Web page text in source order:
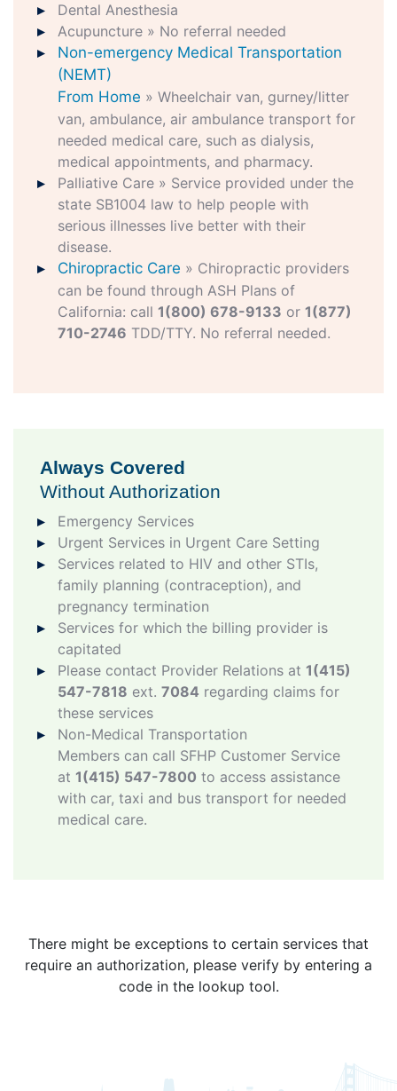
Dental Anesthesia
Acupuncture » No referral needed
Non-emergency Medical Transportation
(NEMT)
From Home » Wheelchair van, gurney/litter
van, ambulance, air ambulance transport for
needed medical care, such as dialysis,
medical appointments, and pharmacy.
Palliative Care » Service provided under the
state SB1004 law to help people with
serious illnesses live better with their
disease.
Chiropractic Care » Chiropractic providers
can be found through ASH Plans of
California: call 1(800) 678-9133 or 1(877)
710-2746 TDD/TTY. No referral needed.
Always Covered
Without Authorization
Emergency Services
Urgent Services in Urgent Care Setting
Services related to HIV and other STIs,
family planning (contraception), and
pregnancy termination
Services for which the billing provider is
capitated
Please contact Provider Relations at 1(415)
547-7818 ext. 7084 regarding claims for
these services
Non-Medical Transportation
Members can call SFHP Customer Service
at 1(415) 547-7800 to access assistance
with car, taxi and bus transport for needed
medical care.
There might be exceptions to certain services that
require an authorization, please verify by entering a
code in the lookup tool.